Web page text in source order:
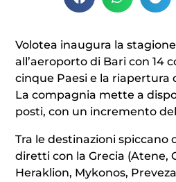
Volotea inaugura la
all’aeroporto di Bari con 14
cinque Paesi e la riapertura
La compagnia mette a
posti, con un incremento
Tra le destinazioni
diretti con la Grecia (Atene,
Heraklion, Mykonos,